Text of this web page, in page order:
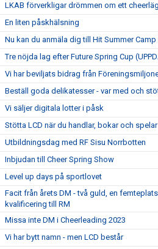
LKAB förverkligar drömmen om ett
En liten påskhälsning
Nu kan du anmäla dig till Hit Summer Camp
Tre nöjda lag efter Future Spring Cup
Vi har beviljats bidrag från
Beställ goda delikatesser - var med och
Vi säljer digitala lotter i påsk
Stötta LCD när du handlar, bokar och spelar
Utbildningsdag med RF Sisu Norrbotten
Inbjudan till Cheer Spring Show
Level up days på sportlovet
Facit från årets DM - två guld, en
kvalificering till RM
Missa inte DM i Cheerleading 2023
Vi har bytt namn - men LCD består